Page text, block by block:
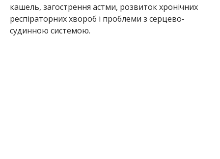
кашель, загострення астми, розвиток хронічних
респіраторних хвороб і проблеми з серцево-
судинною системою.